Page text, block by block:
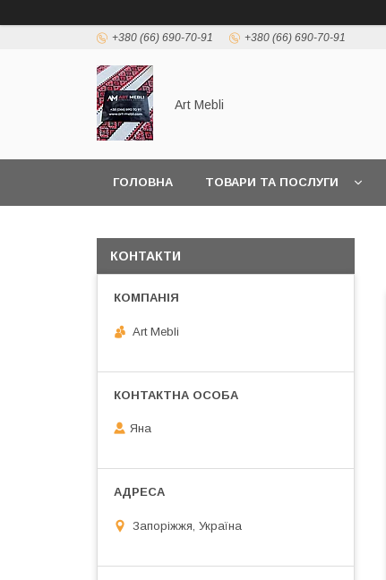
+380 (66) 690-70-91 +380 (66) 690-70-91
Art Mebli
ГОЛОВНА ТОВАРИ ТА ПОСЛУГИ
КОНТАКТИ
Art Mebli
Яна
Запоріжжя, Україна